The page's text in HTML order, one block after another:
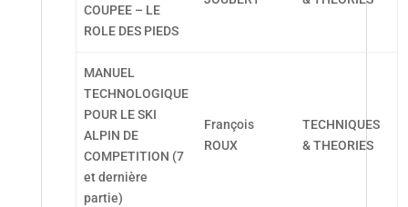
COUPEE – LE
ROLE DES PIEDS
MANUEL
TECHNOLOGIQUE
POUR LE SKI
ALPIN DE
COMPETITION (7
et dernière
partie)
François
ROUX
TECHNIQUES
& THEORIES